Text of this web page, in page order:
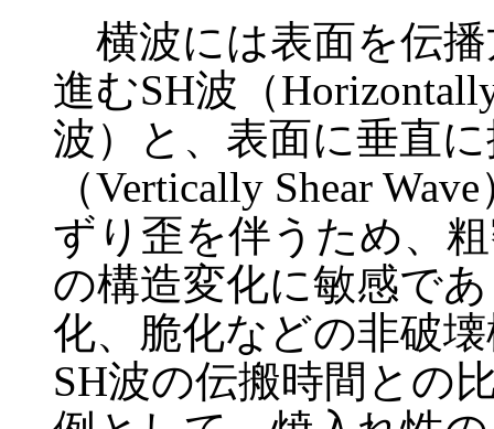
横波には表面を伝
進むSH波（
波）と、表面に垂直
（Vertically Shear
ずり歪を伴うため、
の構造変化に敏感で
化、脆化などの非破
SH波の伝搬時間との